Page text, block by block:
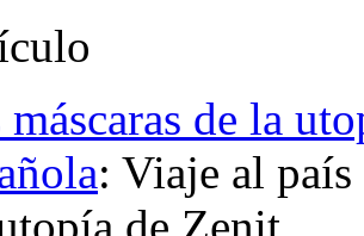
máscaras de la
: Viaje al país
de Zenit